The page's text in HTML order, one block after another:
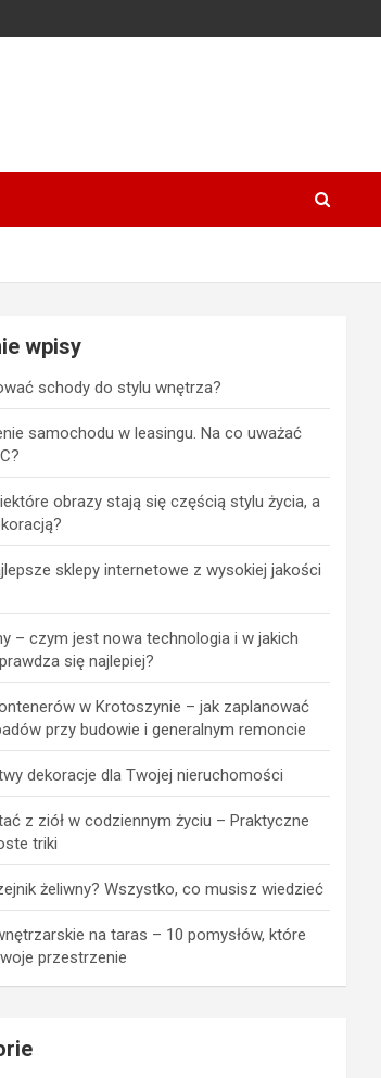
wpisy
schody do stylu wnętrza?
samochodu w leasingu. Na co uważać
obrazy stają się częścią stylu życia, a
sklepy internetowe z wysokiej jakości
– czym jest nowa technologia i w jakich
się najlepiej?
w Krotoszynie – jak zaplanować
przy budowie i generalnym remoncie
dekoracje dla Twojej nieruchomości
z ziół w codziennym życiu – Praktyczne
triki
żeliwny? Wszystko, co musisz wiedzieć
na taras – 10 pomysłów, które
przestrzenie